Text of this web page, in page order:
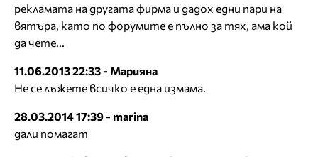
рекламата на другата фирма и дадох едни пари на
вятъра, като по форумите е пълно за тях, ама кой
да чете...
11.06.2013 22:33 - Марияна
Не се лъжете всичко е една измама.
28.03.2014 17:39 - marina
дали помагат